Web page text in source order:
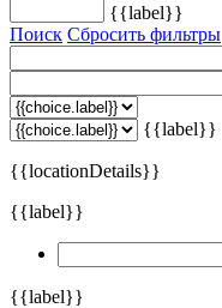
{{label}}
Поиск Сбросить фильтры
{{label}}
{{locationDetails}}
{{label}}
{{label}}